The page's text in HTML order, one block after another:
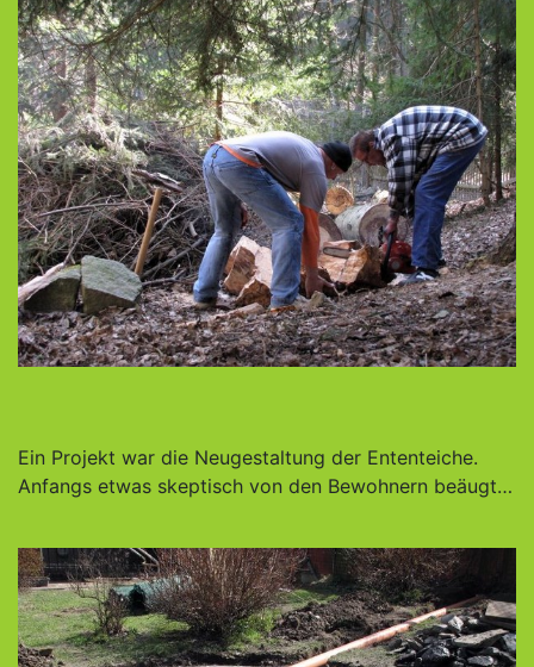
Ein Projekt war die Neugestaltung der Ententeiche.
Anfangs etwas skeptisch von den Bewohnern beäugt…